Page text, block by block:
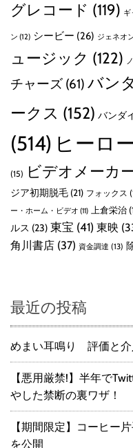
グレコード (119)
ン (12) シービー (26) ジェネオ
ュージック (122)
チャーズ (61) バン
ークス (152) バンダ
(514) ヒーロ
(15) ビデオメーカ
ジア初期脱毛 (21) フォックス
ー・ホーム・ビデオ (11) 上倉栄治
ルス (23) 東宝 (41) 東映
角川書店 (37) 資金調達 (13)
最近の投稿
めまい耳鳴り 評価と介
【悪用厳禁!】半年で
やした禁断の裏ワザ！
【期間限定】コーヒー
を公開